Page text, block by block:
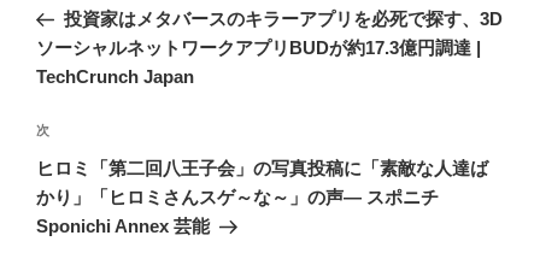
ナ
ビ
ー
シ
ョ
ン
の
投
稿
投資家はメタバースのキラーアプリを必死で探す、3D
ソーシャルネットワークアプリBUDが約17.3億円調達 |
TechCrunch Japan
次
の
投
稿
次
ヒロミ「第二回八王子会」の写真投稿に「素敵な人達ば
かり」「ヒロミさんスゲ～な～」の声― スポニチ
Sponichi Annex 芸能